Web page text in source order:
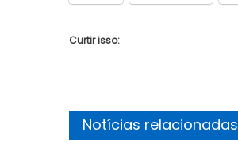
Curtir isso:
Notícias relacionadas
JUAZEIRO